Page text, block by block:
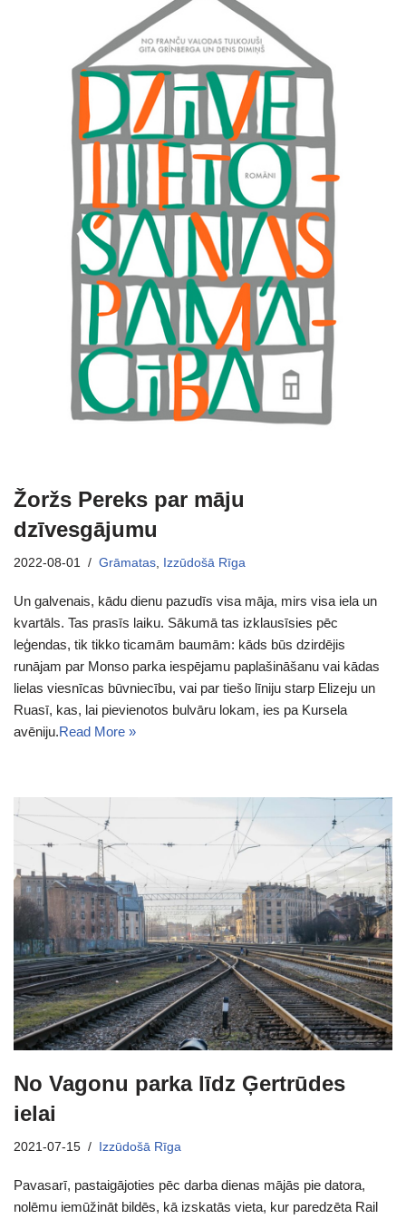
Žoržs Pereks par māju
dzīvesgājumu
2022-08-01 Grāmatas, Izzūdošā Rīga
Un galvenais, kādu dienu pazudīs visa māja, mirs visa iela un
kvartāls. Tas prasīs laiku. Sākumā tas izklausīsies pēc
leģendas, tik tikko ticamām baumām: kāds būs dzirdējis
runājam par Monso parka iespējamu paplašināšanu vai kādas
lielas viesnīcas būvniecību, vai par tiešo līniju starp Elizeju un
Ruasī, kas, lai pievienotos bulvāru lokam, ies pa Kursela
avēniju.Read More »
No Vagonu parka līdz Ģertrūdes
ielai
2021-07-15 Izzūdošā Rīga
Pavasarī, pastaigājoties pēc darba dienas mājās pie datora,
nolēmu iemūžināt bildēs, kā izskatās vieta, kur paredzēta Rail